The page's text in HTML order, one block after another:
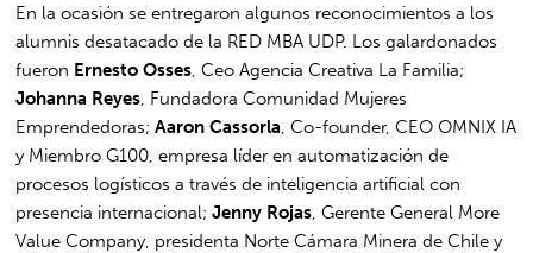
En la ocasión se entregaron algunos reconocimientos a los
alumnis desatacado de la RED MBA UDP. Los galardonados
fueron Ernesto Osses , Ceo Agencia Creativa La Familia;
Johanna Reyes , Fundadora Comunidad Mujeres
Emprendedoras;Aaron Cassorla , Co-founder, CEO OMNIX IA
y Miembro G100, empresa líder en automatización de
procesos logísticos a través de inteligencia artificial con
presencia internacional;Jenny Rojas , Gerente General More
Value Company, presidenta Norte Cámara Minera de Chile y